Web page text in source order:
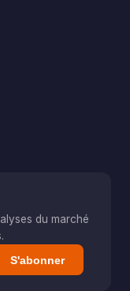
du marché
S'abonner